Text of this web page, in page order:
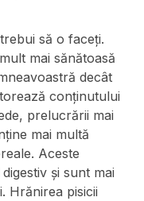
să o faceți.
mai sănătoasă
decât
conținutului
prelucrării mai
mai multă
Aceste
și sunt mai
Hrănirea pisicii